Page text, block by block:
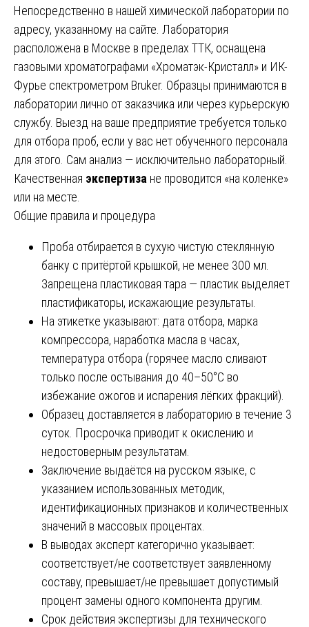
Непосредственно в нашей химической лаборатории по
адресу, указанному на сайте. Лаборатория
расположена в Москве в пределах ТТК, оснащена
газовыми хроматографами «Хроматэк-Кристалл» и ИК-
Фурье спектрометром Bruker. Образцы принимаются в
лаборатории лично от заказчика или через курьерскую
службу. Выезд на ваше предприятие требуется только
для отбора проб, если у вас нет обученного персонала
для этого. Сам анализ — исключительно лабораторный.
Качественная экспертиза не проводится «на коленке»
или на месте.
Общие правила и процедура
Проба отбирается в сухую чистую стеклянную
банку с притёртой крышкой, не менее 300 мл.
Запрещена пластиковая тара — пластик выделяет
пластификаторы, искажающие результаты.
На этикетке указывают: дата отбора, марка
компрессора, наработка масла в часах,
температура отбора (горячее масло сливают
только после остывания до 40–50°C во
избежание ожогов и испарения лёгких фракций).
Образец доставляется в лабораторию в течение 3
суток. Просрочка приводит к окислению и
недостоверным результатам.
Заключение выдаётся на русском языке, с
указанием использованных методик,
идентификационных признаков и количественных
значений в массовых процентах.
В выводах эксперт категорично указывает:
соответствует/не соответствует заявленному
составу, превышает/не превышает допустимый
процент замены одного компонента другим.
Срок действия экспертизы для технического